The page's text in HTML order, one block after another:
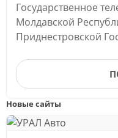
Государственное
Молдавской
Приднестровской
Новые сайты